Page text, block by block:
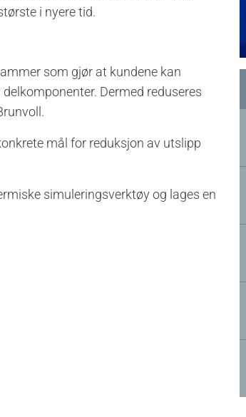
i nyere tid.
som gjør at kundene kan
Dermed reduseres
mål for reduksjon av utslipp
simuleringsverktøy og lages en